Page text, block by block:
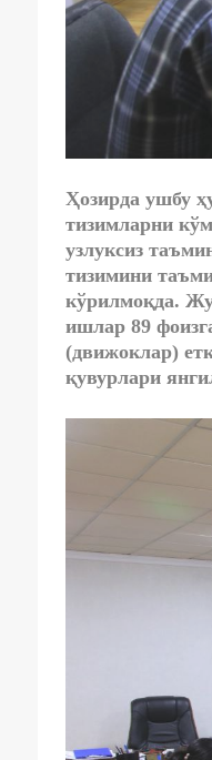
Ҳозирда ушбу
тизимларни
узлуксиз
тизимини
кўрилмоқда.
ишлар 89
(движоклар)
қувурлари